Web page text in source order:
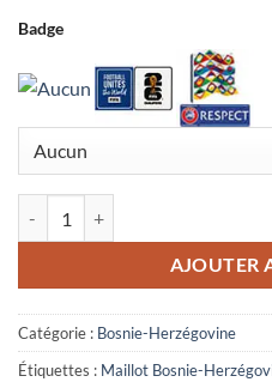
Badge
AJOUTER
Catégorie : Bosnie-Herzégovine
Étiquettes : Maillot Bosnie-